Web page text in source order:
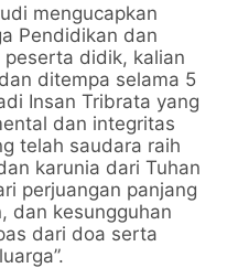
mengucapkan
Pendidikan dan
didik, kalian
ditempa selama 5
Insan Tribrata yang
dan integritas
telah saudara raih
karunia dari Tuhan
perjuangan panjang
dan kesungguhan
dari doa serta